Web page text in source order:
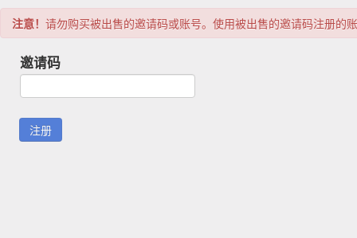
注意！ 请勿购买被出售的邀请码或账号。使用被出售的邀请码注册的
邀请码